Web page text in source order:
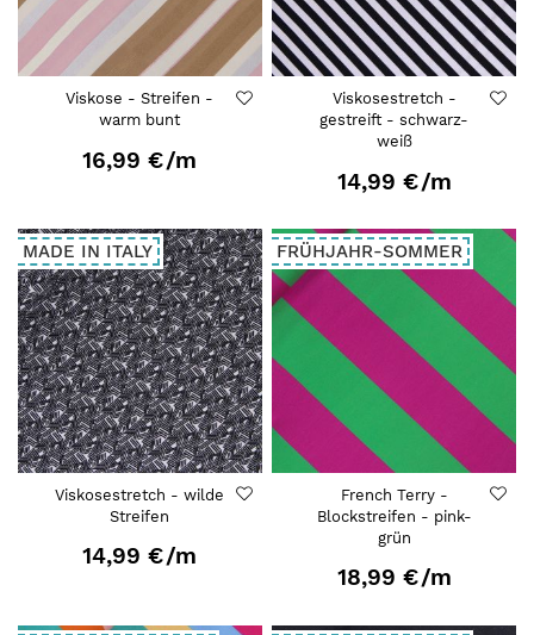
Viskose - Streifen -
warm bunt
16,99 €/m
Viskosestretch -
gestreift - schwarz-
weiß
14,99 €/m
MADE IN ITALY
Viskosestretch - wilde
Streifen
14,99 €/m
FRÜHJAHR-SOMMER
French Terry -
Blockstreifen - pink-
grün
18,99 €/m